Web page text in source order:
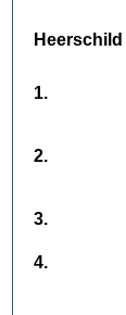
Heerschild
1.
2.
3.
4.